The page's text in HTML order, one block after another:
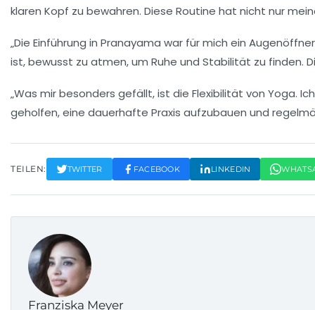
klaren Kopf zu bewahren. Diese Routine hat nicht nur
„Die Einführung in Pranayama war für mich ein
ist, bewusst zu atmen, um Ruhe und Stabilität zu finden.
„Was mir besonders gefällt, ist die Flexibilität von Yoga.
geholfen, eine dauerhafte Praxis aufzubauen und
TEILEN: TWITTER FACEBOOK LINKEDIN
Franziska Meyer